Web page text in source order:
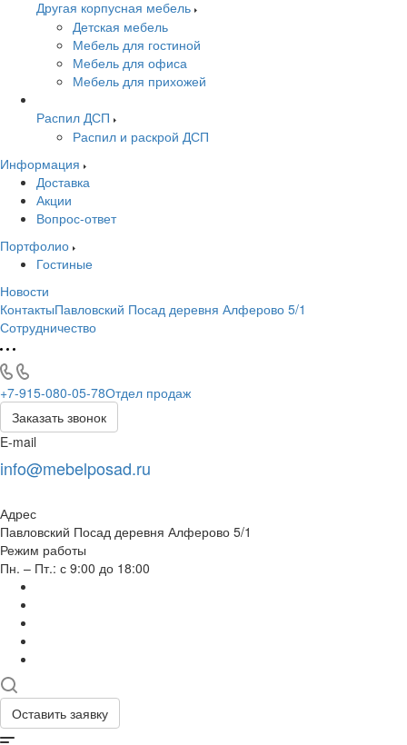
Другая корпусная мебель
Детская мебель
Мебель для гостиной
Мебель для офиса
Мебель для прихожей
Распил ДСП
Распил и раскрой ДСП
Информация
Доставка
Акции
Вопрос-ответ
Портфолио
Гостиные
Новости
КонтактыПавловский Посад деревня Алферово 5/1
Сотрудничество
+7-915-080-05-78Отдел продаж
Заказать звонок
E-mail
info@mebelposad.ru
Адрес
Павловский Посад деревня Алферово 5/1
Режим работы
Пн. – Пт.: с 9:00 до 18:00
Оставить заявку